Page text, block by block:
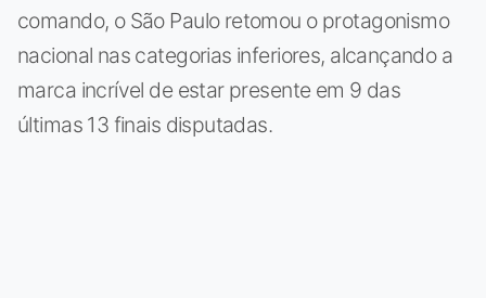
comando, o São Paulo retomou o protagonismo
nacional nas categorias inferiores, alcançando a
marca incrível de estar presente em 9 das
últimas 13 finais disputadas.